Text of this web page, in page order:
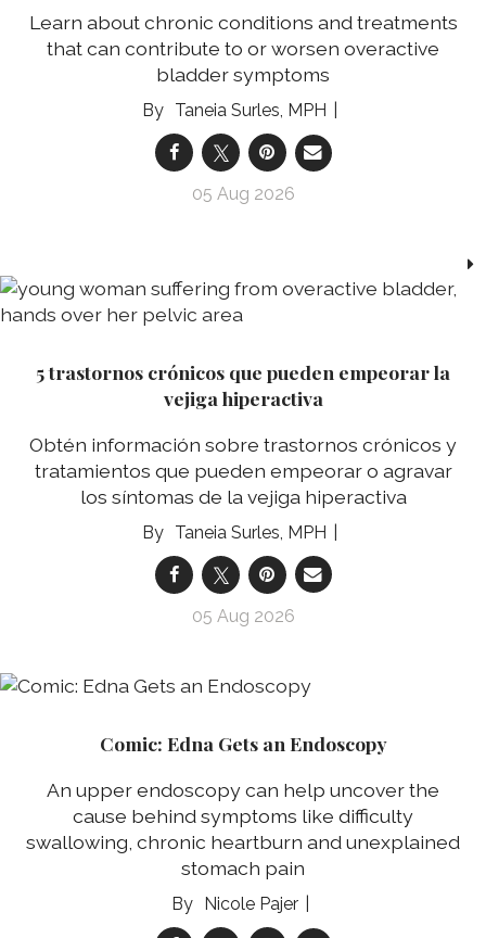
Learn about chronic conditions and treatments
that can contribute to or worsen overactive
bladder symptoms
Taneia Surles, MPH
05 Aug 2026
5 trastornos crónicos que pueden empeorar la
vejiga hiperactiva
Obtén información sobre trastornos crónicos y
tratamientos que pueden empeorar o agravar
los síntomas de la vejiga hiperactiva
Taneia Surles, MPH
05 Aug 2026
Comic: Edna Gets an Endoscopy
An upper endoscopy can help uncover the
cause behind symptoms like difficulty
swallowing, chronic heartburn and unexplained
stomach pain
Nicole Pajer